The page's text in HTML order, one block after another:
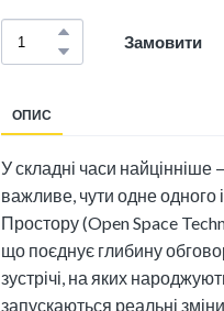
Замовити
ОПИС
У складні часи
важливе, чути одне одного
Простору (Open Space
що поєднує глибину
зустрічі, на яких
запускаються реальні